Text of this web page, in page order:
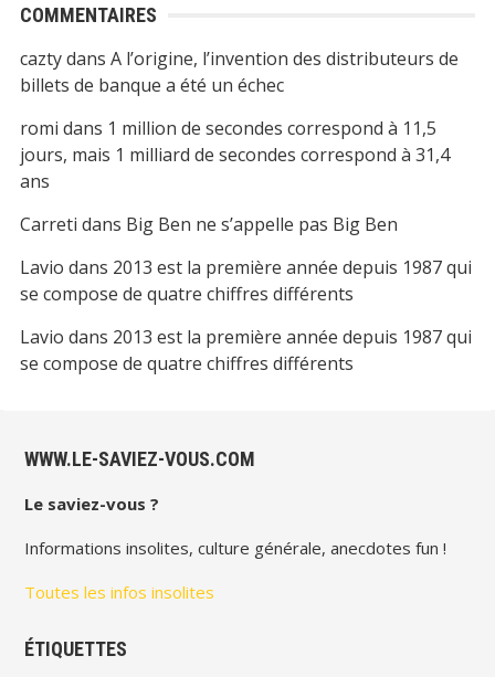
COMMENTAIRES
caztydans A l’origine, l’invention des distributeurs de
billets de banque a été un échec
romi dans 1 million de secondes correspond à 11,5
jours, mais 1 milliard de secondes correspond à 31,4
ans
Carreti dans Big Ben ne s’appelle pas Big Ben
Lavio dans 2013 est la première année depuis 1987 qui
se compose de quatre chiffres différents
Lavio dans 2013 est la première année depuis 1987 qui
se compose de quatre chiffres différents
WWW.LE-SAVIEZ-VOUS.COM
Le saviez-vous ?
Informations insolites, culture générale, anecdotes fun !
Toutes les infos insolites
ÉTIQUETTES